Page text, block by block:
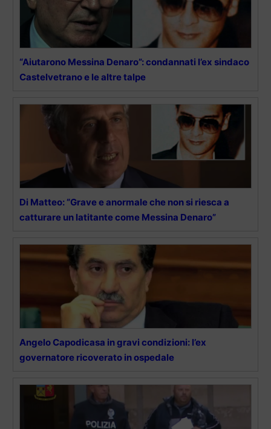
“Aiutarono Messina Denaro”: condannati l’ex sindaco
Castelvetrano e le altre talpe
Di Matteo: “Grave e anormale che non si riesca a
catturare un latitante come Messina Denaro”
Angelo Capodicasa in gravi condizioni: l’ex
governatore ricoverato in ospedale